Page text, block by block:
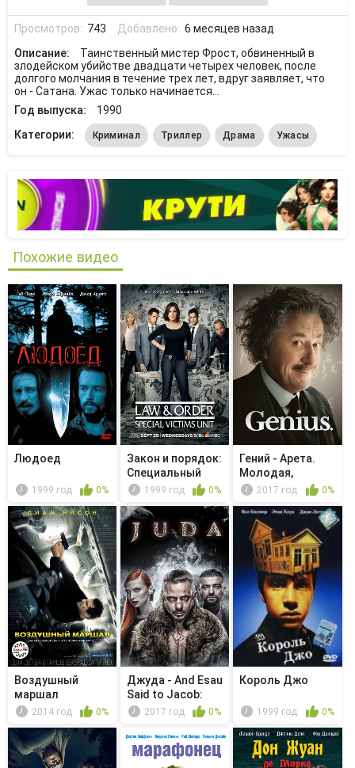
Просмотров: 743 Добавлено: 6 месяцев назад
Описание:
Таинственный мистер Фрост, обвиненный в
злодейском убийстве двадцати четырех человек, после
долгого молчания в течение трех лет, вдруг заявляет, что
он - Сатана. Ужас только начинается…
Год выпуска:
1990
Категории:
Криминал Триллер Драма Ужасы
Похожие видео
Людоед
1999 год 0%
Закон и порядок:
Специальный
корпус -...
1999 год 0%
Гений - Арета.
Молодая,
одаренная и ч...
2017 год 0%
Воздушный
маршал
2014 год 0%
Джуда - And Esau
Said to Jacob:
Pour ...2017 год 0%
Король Джо
1999 год 0%